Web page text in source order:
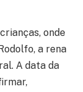
onde
a rena
A data da